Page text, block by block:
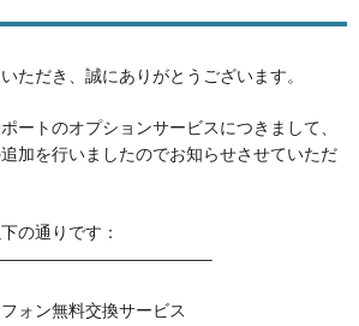
ただき、誠にありがとうございます。
ートのオプションサービスにつきまして、
加を行いましたのでお知らせさせていただ
の通りです：
フォン無料交換サービス